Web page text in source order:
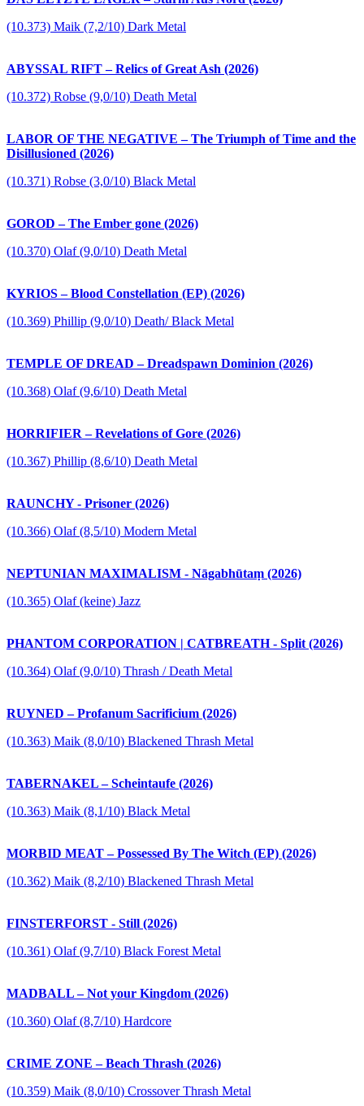
(10.373) Maik (7,2/10) Dark Metal
ABYSSAL RIFT – Relics of Great Ash (2026)
(10.372) Robse (9,0/10) Death Metal
LABOR OF THE NEGATIVE – The Triumph of Time and the
Disillusioned (2026)
(10.371) Robse (3,0/10) Black Metal
GOROD – The Ember gone (2026)
(10.370) Olaf (9,0/10) Death Metal
KYRIOS – Blood Constellation (EP) (2026)
(10.369) Phillip (9,0/10) Death/ Black Metal
TEMPLE OF DREAD – Dreadspawn Dominion (2026)
(10.368) Olaf (9,6/10) Death Metal
HORRIFIER – Revelations of Gore (2026)
(10.367) Phillip (8,6/10) Death Metal
RAUNCHY - Prisoner (2026)
(10.366) Olaf (8,5/10) Modern Metal
NEPTUNIAN MAXIMALISM - Nāgabhūtaṃ (2026)
(10.365) Olaf (keine) Jazz
PHANTOM CORPORATION | CATBREATH - Split (2026)
(10.364) Olaf (9,0/10) Thrash / Death Metal
RUYNED – Profanum Sacrificium (2026)
(10.363) Maik (8,0/10) Blackened Thrash Metal
TABERNAKEL – Scheintaufe (2026)
(10.363) Maik (8,1/10) Black Metal
MORBID MEAT – Possessed By The Witch (EP) (2026)
(10.362) Maik (8,2/10) Blackened Thrash Metal
FINSTERFORST - Still (2026)
(10.361) Olaf (9,7/10) Black Forest Metal
MADBALL – Not your Kingdom (2026)
(10.360) Olaf (8,7/10) Hardcore
CRIME ZONE – Beach Thrash (2026)
(10.359) Maik (8,0/10) Crossover Thrash Metal